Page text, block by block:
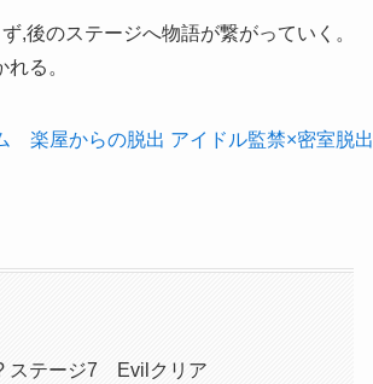
,後のステージへ物語が繋がっていく。
る。
楽屋からの脱出 アイドル監禁×密室脱出
ステージ7 Evilクリア